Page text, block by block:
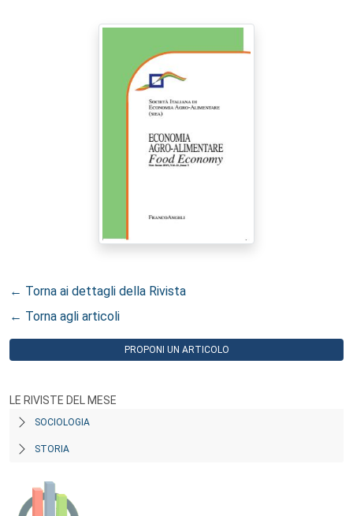
← Torna ai dettagli della Rivista
← Torna agli articoli
PROPONI UN ARTICOLO
LE RIVISTE DEL MESE
SOCIOLOGIA
STORIA